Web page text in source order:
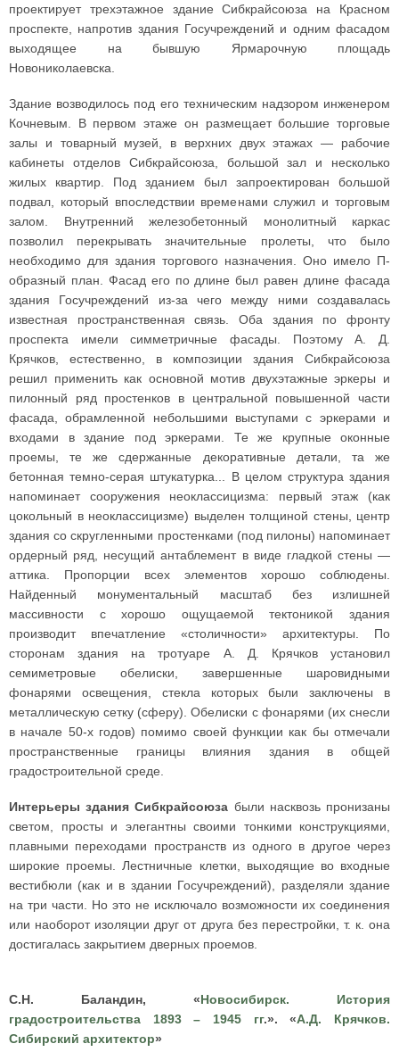
проектирует трехэтажное здание Сибкрайсоюза на Красном
проспекте, напротив здания Госучреждений и одним фасадом
выходящее на бывшую Ярмарочную площадь
Новониколаевска.
Здание возводилось под его техническим надзором инженером
Кочневым. В первом этаже он размещает большие торговые
залы и товарный музей, в верхних двух этажах — рабочие
кабинеты отделов Сибкрайсоюза, большой зал и несколько
жилых квартир. Под зданием был запроектирован большой
подвал, который впоследствии временами служил и торговым
залом. Внутренний железобетонный монолитный каркас
позволил перекрывать значительные пролеты, что было
необходимо для здания торгового назначения. Оно имело П-
образный план. Фасад его по длине был равен длине фасада
здания Госучреждений из-за чего между ними создавалась
известная пространственная связь. Оба здания по фронту
проспекта имели симметричные фасады. Поэтому А. Д.
Крячков, естественно, в композиции здания Сибкрайсоюза
решил применить как основной мотив двухэтажные эркеры и
пилонный ряд простенков в центральной повышенной части
фасада, обрамленной небольшими выступами с эркерами и
входами в здание под эркерами. Те же крупные оконные
проемы, те же сдержанные декоративные детали, та же
бетонная темно-серая штукатурка... В целом структура здания
напоминает сооружения неоклассицизма: первый этаж (как
цокольный в неоклассицизме) выделен толщиной стены, центр
здания со скругленными простенками (под пилоны) напоминает
ордерный ряд, несущий антаблемент в виде гладкой стены —
аттика. Пропорции всех элементов хорошо соблюдены.
Найденный монументальный масштаб без излишней
массивности с хорошо ощущаемой тектоникой здания
производит впечатление «столичности» архитектуры. По
сторонам здания на тротуаре А. Д. Крячков установил
семиметровые обелиски, завершенные шаровидными
фонарями освещения, стекла которых были заключены в
металлическую сетку (сферу). Обелиски с фонарями (их снесли
в начале 50-х годов) помимо своей функции как бы отмечали
пространственные границы влияния здания в общей
градостроительной среде.
Интерьеры здания Сибкрайсоюза были насквозь пронизаны
светом, просты и элегантны своими тонкими конструкциями,
плавными переходами пространств из одного в другое через
широкие проемы. Лестничные клетки, выходящие во входные
вестибюли (как и в здании Госучреждений), разделяли здание
на три части. Но это не исключало возможности их соединения
или наоборот изоляции друг от друга без перестройки, т. к. она
достигалась закрытием дверных проемов.
С.Н. Баландин, «Новосибирск. История
градостроительства 1893 – 1945 гг.». «А.Д. Крячков.
Сибирский архитектор»